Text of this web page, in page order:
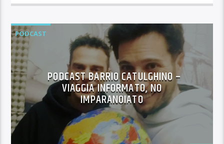
PODCAST
PODCAST BARRIO CATULGHINO –
VIAGGIA INFORMATO, NO
IMPARANOIATO